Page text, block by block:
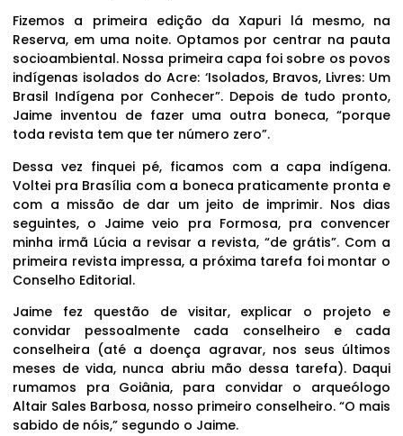
Fizemos a primeira edição da Xapuri lá mesmo, na
Reserva, em uma noite. Optamos por centrar na pauta
socioambiental. Nossa primeira capa foi sobre os povos
indígenas isolados do Acre: ‘Isolados, Bravos, Livres: Um
Brasil Indígena por Conhecer”. Depois de tudo pronto,
Jaime inventou de fazer uma outra boneca, “porque
toda revista tem que ter número zero”.
Dessa vez finquei pé, ficamos com a capa indígena.
Voltei pra Brasília com a boneca praticamente pronta e
com a missão de dar um jeito de imprimir. Nos dias
seguintes, o Jaime veio pra Formosa, pra convencer
minha irmã Lúcia a revisar a revista, “de grátis”. Com a
primeira revista impressa, a próxima tarefa foi montar o
Conselho Editorial.
Jaime fez questão de visitar, explicar o projeto e
convidar pessoalmente cada conselheiro e cada
conselheira (até a doença agravar, nos seus últimos
meses de vida, nunca abriu mão dessa tarefa). Daqui
rumamos pra Goiânia, para convidar o arqueólogo
Altair Sales Barbosa, nosso primeiro conselheiro. “O mais
sabido de nóis,” segundo o Jaime.